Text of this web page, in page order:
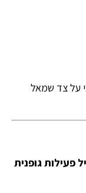
על צד שמאל
פעילות גופנית